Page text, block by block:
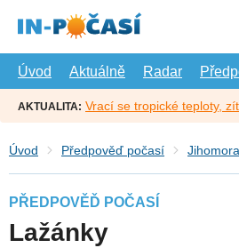
hlavní
Úvod
Aktuálně Radar
AKTUALITA: Vrací se tropické teploty,
Úvod Předpověď počasí
PŘEDPOVĚĎ POČASÍ
Lažánky